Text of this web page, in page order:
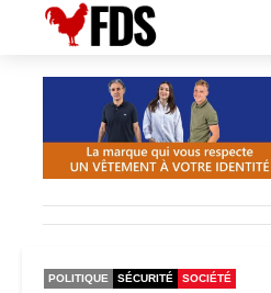
POLITIQUE SÉCURITÉ SOCIÉTÉ